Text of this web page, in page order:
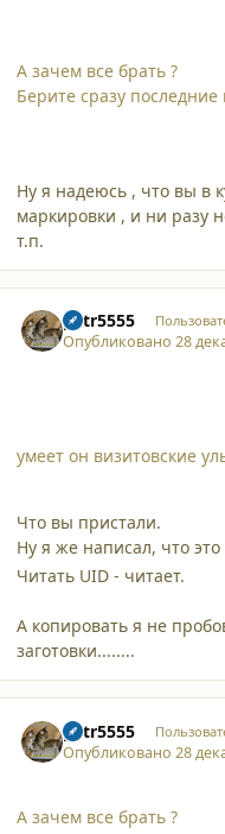
А зачем все брать ?
Берите сразу
Ну я надеюсь , что вы в
маркировки , и ни разу
т.п.
petr5555
Опубликовано28
умеет он визитовские
Что вы пристали.
Ну я же написал, что
Читать UID - читает.
А копировать я не
заготовки........
petr5555
Опубликовано28
А зачем все брать ?